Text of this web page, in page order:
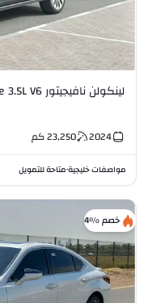
لينكولن نافيجيتور Reserve 3.5L V6
2024
23,250كم
مواصفات خليجية•متاحة للتمويل
خصم %4